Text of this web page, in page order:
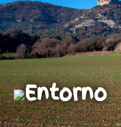
Entorno